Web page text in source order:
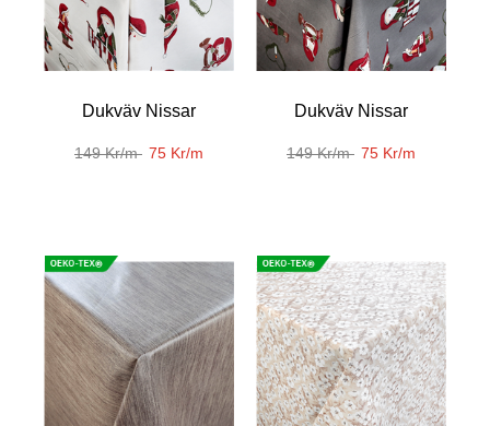
Dukväv Nissar
149 Kr/m 75 Kr/m
Dukväv Nissar
149 Kr/m 75 Kr/m